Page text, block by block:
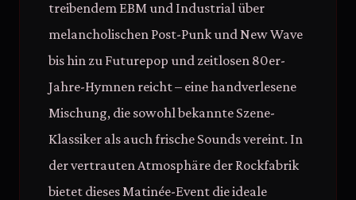
treibendem EBM und Industrial über
melancholischen Post-Punk und New Wave
bis hin zu Futurepop und zeitlosen 80er-
Jahre-Hymnen reicht – eine handverlesene
Mischung, die sowohl bekannte Szene-
Klassiker als auch frische Sounds vereint. In
der vertrauten Atmosphäre der Rockfabrik
bietet dieses Matinée-Event die ideale